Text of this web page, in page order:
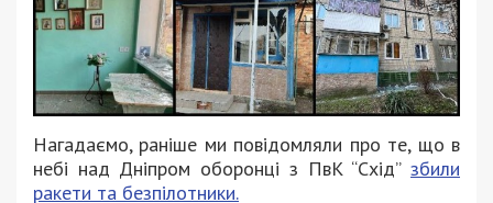
Нагадаємо, раніше ми повідомляли про те, що в
небі над Дніпром оборонці з ПвК “Схід” збили
ракети та безпілотники.